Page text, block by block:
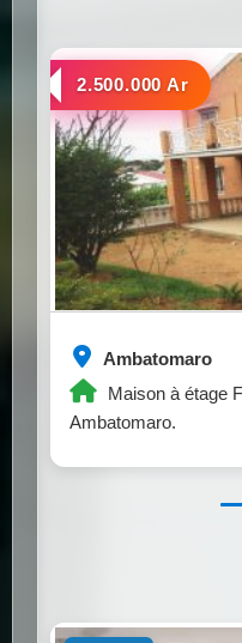
Ambatomaro
Maison à étage
Ambatomaro.
a louer
2.500.000 Ar